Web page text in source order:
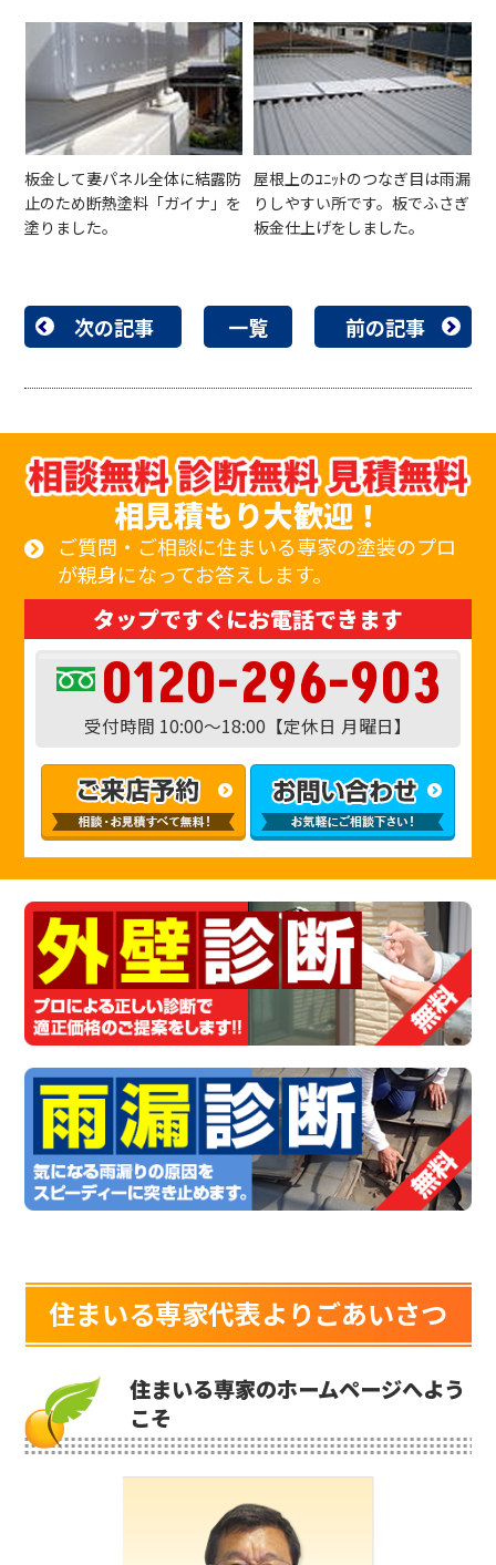
板金して妻パネル全体に結露防
止のため断熱塗料「ガイナ」を
塗りました。
屋根上のﾕﾆｯﾄのつなぎ目は雨漏
りしやすい所です。板でふさぎ
板金仕上げをしました。
次の記事 一覧 前の記事
相見積もり大歓迎！
ご質問・ご相談に住まいる専家の塗装のプロ
が親身になってお答えします。
タップですぐにお電話できます
0120-296-903
受付時間 10:00〜18:00【定休日 月曜日】
住まいる専家代表よりごあいさつ
住まいる専家のホームページへよう
こそ